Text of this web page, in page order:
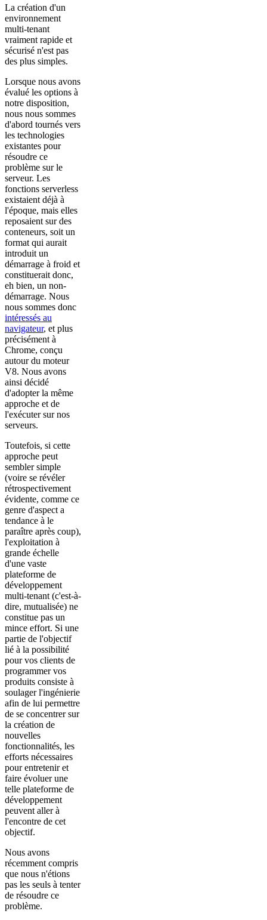
La création d'un
environnement
multi-tenant
vraiment rapide et
sécurisé n'est pas
des plus simples.
Lorsque nous avons
évalué les options à
notre disposition,
nous nous sommes
d'abord tournés vers
les technologies
existantes pour
résoudre ce
problème sur le
serveur. Les
fonctions serverless
existaient déjà à
l'époque, mais elles
reposaient sur des
conteneurs, soit un
format qui aurait
introduit un
démarrage à froid et
constituerait donc,
eh bien, un non-
démarrage. Nous
nous sommes donc
intéressés au
navigateur, et plus
précisément à
Chrome, conçu
autour du moteur
V8. Nous avons
ainsi décidé
d'adopter la même
approche et de
l'exécuter sur nos
serveurs.
Toutefois, si cette
approche peut
sembler simple
(voire se révéler
rétrospectivement
évidente, comme ce
genre d'aspect a
tendance à le
paraître après coup),
l'exploitation à
grande échelle
d'une vaste
plateforme de
développement
multi-tenant (c'est-à-
dire, mutualisée) ne
constitue pas un
mince effort. Si une
partie de l'objectif
lié à la possibilité
pour vos clients de
programmer vos
produits consiste à
soulager l'ingénierie
afin de lui permettre
de se concentrer sur
la création de
nouvelles
fonctionnalités, les
efforts nécessaires
pour entretenir et
faire évoluer une
telle plateforme de
développement
peuvent aller à
l'encontre de cet
objectif.
Nous avons
récemment compris
que nous n'étions
pas les seuls à tenter
de résoudre ce
problème.